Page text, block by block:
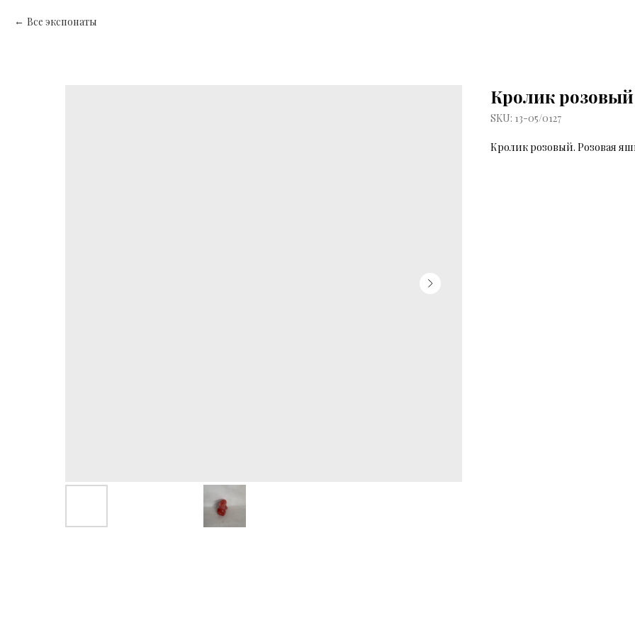
Все экспонаты
Кролик розовый
SKU: 13-05/0127
Кролик розовый. Розовая